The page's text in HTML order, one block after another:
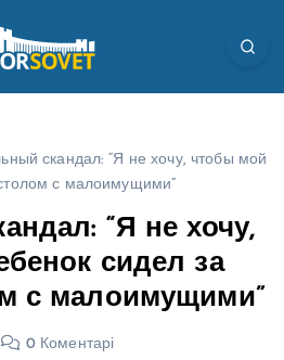
скандал: “Я не хочу, чтобы мой
с малоимущими”
“Я не хочу,
сидел за
с малоимущими”
0 Коментарі